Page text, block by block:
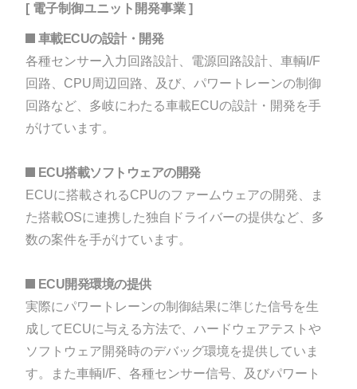
[ 電子制御ユニット開発事業 ]
車載ECUの設計・開発
各種センサー入力回路設計、電源回路設計、車輌I/F
回路、CPU周辺回路、及び、パワートレーンの制御
回路など、多岐にわたる車載ECUの設計・開発を手
がけています。
ECU搭載ソフトウェアの開発
ECUに搭載されるCPUのファームウェアの開発、ま
た搭載OSに連携した独自ドライバーの提供など、多
数の案件を手がけています。
ECU開発環境の提供
実際にパワートレーンの制御結果に準じた信号を生
成してECUに与える方法で、ハードウェアテストや
ソフトウェア開発時のデバッグ環境を提供していま
す。また車輌I/F、各種センサー信号、及びパワート